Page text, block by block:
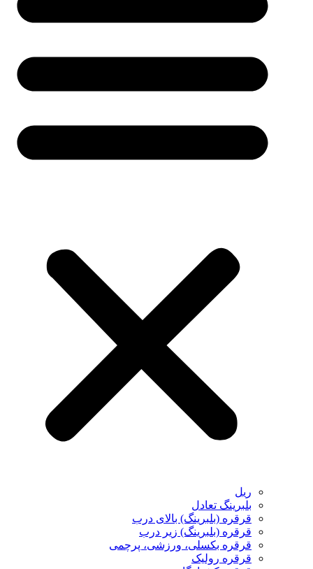
ریل
بلبرینگ تعادل
قرقره (بلبرینگ) بالای درب
قرقره (بلبرینگ) زیر درب
قرقره بکسلی، ورزشی، پرچمی
قرقره رولیک